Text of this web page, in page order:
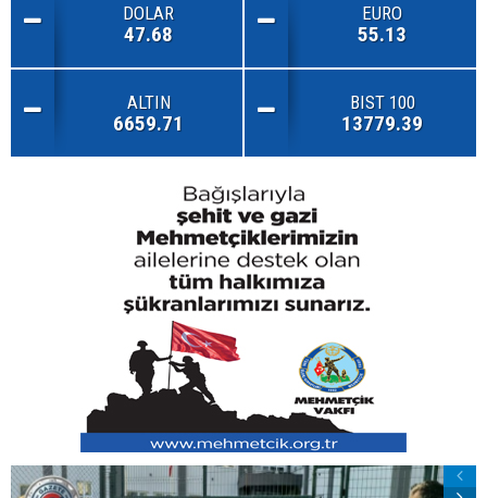
DOLAR
47.68
EURO
55.13
ALTIN
6659.71
BIST 100
13779.39